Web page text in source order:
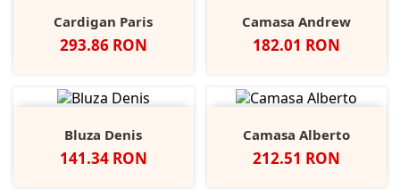
Cardigan Paris
Pret
293.86 RON
Camasa Andrew
Pret
182.01 RON
Bluza Denis
Pret
141.34 RON
Camasa Alberto
Pret
212.51 RON